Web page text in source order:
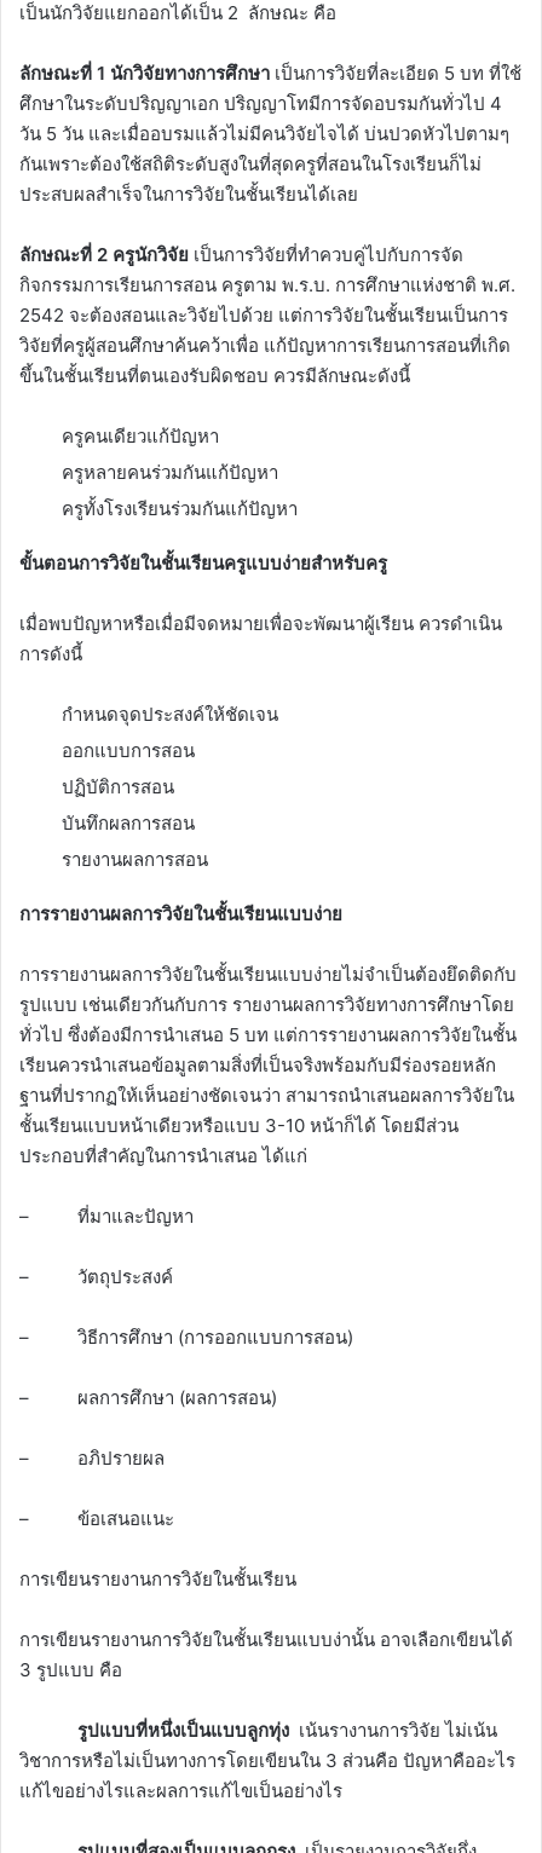
เป็นนักวิจัยแยกออกได้เป็น 2 ลักษณะ คือ
ลักษณะที่ 1 นักวิจัยทางการศึกษา เป็นการวิจัยที่ละเอียด 5 บท ที่ใช้
ศึกษาในระดับปริญญาเอก ปริญญาโทมีการจัดอบรมกันทั่วไป 4
วัน 5 วัน และเมื่ออบรมแล้วไม่มีคนวิจัยไจได้ บ่นปวดหัวไปตามๆ
กันเพราะต้องใช้สถิติระดับสูงในที่สุดครูที่สอนในโรงเรียนก็ไม่
ประสบผลสำเร็จในการวิจัยในชั้นเรียนได้เลย
ลักษณะที่ 2 ครูนักวิจัย เป็นการวิจัยที่ทำควบคู่ไปกับการจัด
กิจกรรมการเรียนการสอน ครูตาม พ.ร.บ. การศึกษาแห่งชาติ พ.ศ.
2542 จะต้องสอนและวิจัยไปด้วย แต่การวิจัยในชั้นเรียนเป็นการ
วิจัยที่ครูผู้สอนศึกษาค้นคว้าเพื่อ แก้ปัญหาการเรียนการสอนที่เกิด
ขึ้นในชั้นเรียนที่ตนเองรับผิดชอบ ควรมีลักษณะดังนี้
ครูคนเดียวแก้ปัญหา
ครูหลายคนร่วมกันแก้ปัญหา
ครูทั้งโรงเรียนร่วมกันแก้ปัญหา
ขั้นตอนการวิจัยในชั้นเรียนครูแบบง่ายสำหรับครู
เมื่อพบปัญหาหรือเมื่อมีจดหมายเพื่อจะพัฒนาผู้เรียน ควรดำเนิน
การดังนี้
กำหนดจุดประสงค์ให้ชัดเจน
ออกแบบการสอน
ปฏิบัติการสอน
บันทึกผลการสอน
รายงานผลการสอน
การรายงานผลการวิจัยในชั้นเรียนแบบง่าย
การรายงานผลการวิจัยในชั้นเรียนแบบง่ายไม่จำเป็นต้องยึดติดกับ
รูปแบบ เช่นเดียวกันกับการ รายงานผลการวิจัยทางการศึกษาโดย
ทั่วไป ซึ่งต้องมีการนำเสนอ 5 บท แต่การรายงานผลการวิจัยในชั้น
เรียนควรนำเสนอข้อมูลตามสิ่งที่เป็นจริงพร้อมกับมีร่องรอยหลัก
ฐานที่ปรากฏให้เห็นอย่างชัดเจนว่า สามารถนำเสนอผลการวิจัยใน
ชั้นเรียนแบบหน้าเดียวหรือแบบ 3-10 หน้าก็ได้ โดยมีส่วน
ประกอบที่สำคัญในการนำเสนอ ได้แก่
– ที่มาและปัญหา
– วัตถุประสงค์
– วิธีการศึกษา (การออกแบบการสอน)
– ผลการศึกษา (ผลการสอน)
– อภิปรายผล
– ข้อเสนอแนะ
การเขียนรายงานการวิจัยในชั้นเรียน
การเขียนรายงานการวิจัยในชั้นเรียนแบบง่านั้น อาจเลือกเขียนได้
3 รูปแบบ คือ
รูปแบบที่หนึ่งเป็นแบบลูกทุ่ง เน้นรางานการวิจัย ไม่เน้น
วิชาการหรือไม่เป็นทางการโดยเขียนใน 3 ส่วนคือ ปัญหาคืออะไร
แก้ไขอย่างไรและผลการแก้ไขเป็นอย่างไร